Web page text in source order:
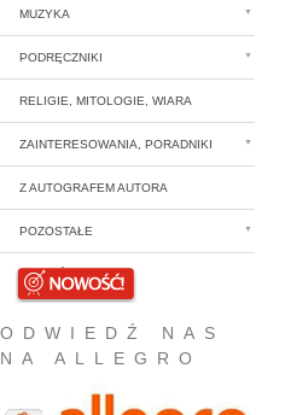
MUZYKA
PODRĘCZNIKI
RELIGIE, MITOLOGIE, WIARA
ZAINTERESOWANIA, PORADNIKI
Z AUTOGRAFEM AUTORA
POZOSTAŁE
NOWOŚCI
ODWIEDŹ NAS
NA ALLEGRO